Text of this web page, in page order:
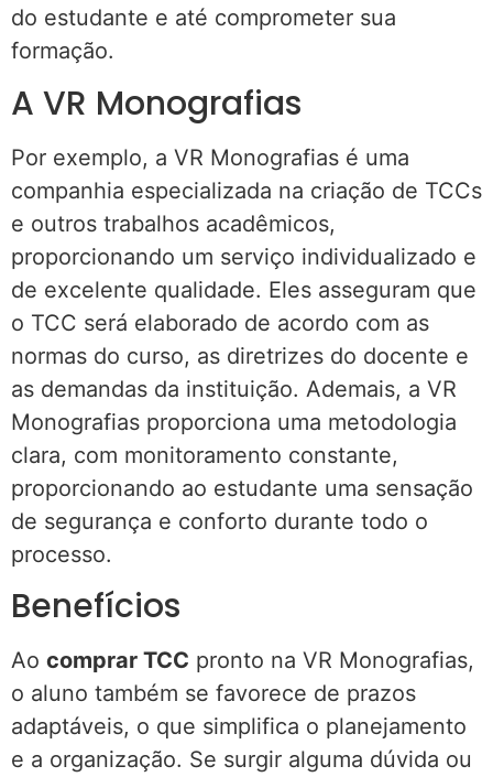
do estudante e até comprometer sua
formação.
A VR Monografias
Por exemplo, a VR Monografias é uma
companhia especializada na criação de TCCs
e outros trabalhos acadêmicos,
proporcionando um serviço individualizado e
de excelente qualidade. Eles asseguram que
o TCC será elaborado de acordo com as
normas do curso, as diretrizes do docente e
as demandas da instituição. Ademais, a VR
Monografias proporciona uma metodologia
clara, com monitoramento constante,
proporcionando ao estudante uma sensação
de segurança e conforto durante todo o
processo.
Benefícios
Ao comprar TCC pronto na VR Monografias,
o aluno também se favorece de prazos
adaptáveis, o que simplifica o planejamento
e a organização. Se surgir alguma dúvida ou